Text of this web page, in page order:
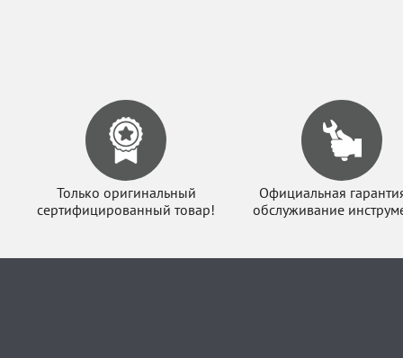
Только оригинальный
сертифицированный товар!
Официальная
обслуживание